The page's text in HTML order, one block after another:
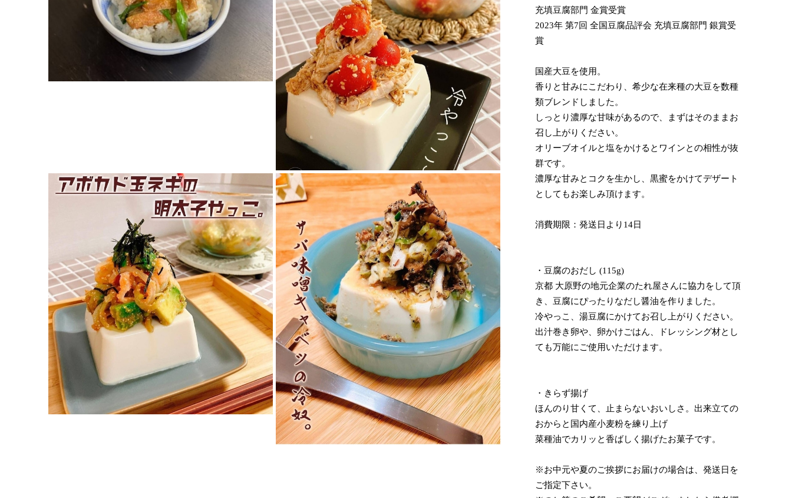
充填豆腐部門 金賞受賞
2023年 第7回 全国豆腐品評会 充填豆腐部門 銀賞受
賞
国産大豆を使用。
香りと甘みにこだわり、希少な在来種の大豆を数種
類ブレンドしました。
しっとり濃厚な甘味があるので、まずはそのままお
召し上がりください。
オリーブオイルと塩をかけるとワインとの相性が抜
群です。
濃厚な甘みとコクを生かし、黒蜜をかけてデザート
としてもお楽しみ頂けます。
消費期限：発送日より14日
・豆腐のおだし (115g)
京都 大原野の地元企業のたれ屋さんに協力をして頂
き、豆腐にぴったりなだし醤油を作りました。
冷やっこ、湯豆腐にかけてお召し上がりください。
出汁巻き卵や、卵かけごはん、ドレッシング材とし
ても万能にご使用いただけます。
・きらず揚げ
ほんのり甘くて、止まらないおいしさ。出来立ての
おからと国内産小麦粉を練り上げ
菜種油でカリッと香ばしく揚げたお菓子です。
※お中元や夏のご挨拶にお届けの場合は、発送日を
ご指定下さい。